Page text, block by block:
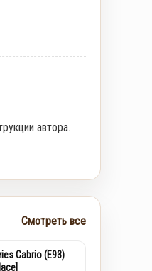
автора.
Смотреть все
Cabrio (E93)